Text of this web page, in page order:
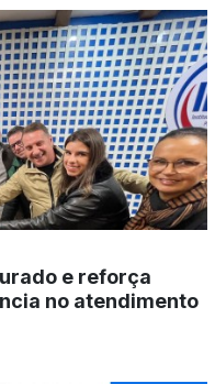
e reforça
no atendimento